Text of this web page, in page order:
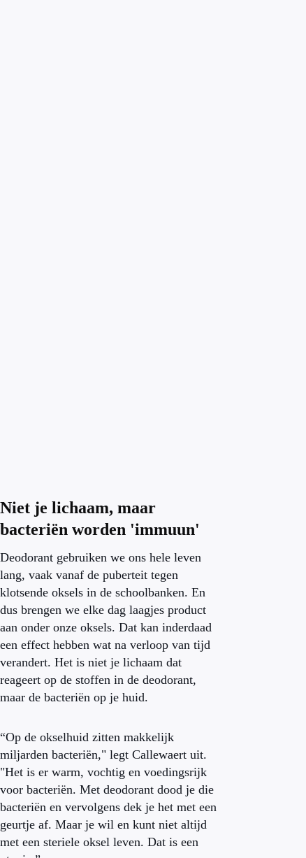
Niet je lichaam, maar
bacteriën worden 'immuun'
Deodorant gebruiken we ons hele leven
lang, vaak vanaf de puberteit tegen
klotsende oksels in de schoolbanken. En
dus brengen we elke dag laagjes product
aan onder onze oksels. Dat kan inderdaad
een effect hebben wat na verloop van tijd
verandert. Het is niet je lichaam dat
reageert op de stoffen in de deodorant,
maar de bacteriën op je huid.
“Op de okselhuid zitten makkelijk
miljarden bacteriën," legt Callewaert uit.
"Het is er warm, vochtig en voedingsrijk
voor bacteriën. Met deodorant dood je die
bacteriën en vervolgens dek je het met een
geurtje af. Maar je wil en kunt niet altijd
met een steriele oksel leven. Dat is een